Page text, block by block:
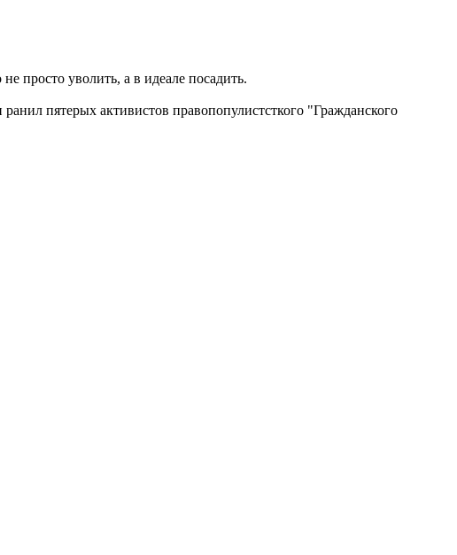
просто уволить, а в идеале посадить.
пятерых активистов правопопулистсткого "Гражданского